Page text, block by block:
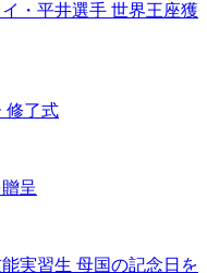
イ・平井選手 世界王座獲
修了式
呈
実習生 母国の記念日を